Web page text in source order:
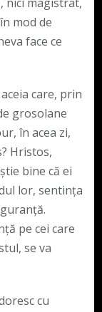
mod de
face ce
care, prin
grosolane
în acea zi,
Hristos,
bine că ei
lor, sentința
pe cei care
se va
cu